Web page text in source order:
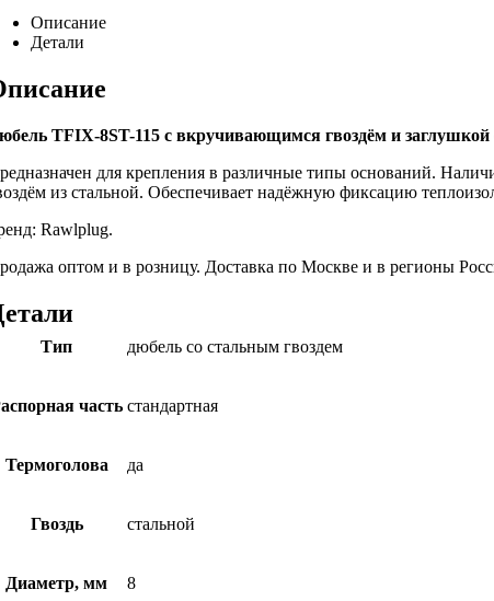
Описание
Детали
TFIX-8ST-115 с вкручивающимся гвоздём и
для крепления в различные типы оснований.
из стальной. Обеспечивает надёжную фиксацию
Rawlplug.
оптом и в розницу. Доставка по Москве и в регионы
Тип дюбель со стальным гвоздем
часть стандартная
Термоголова да
Гвоздь стальной
Диаметр, мм 8